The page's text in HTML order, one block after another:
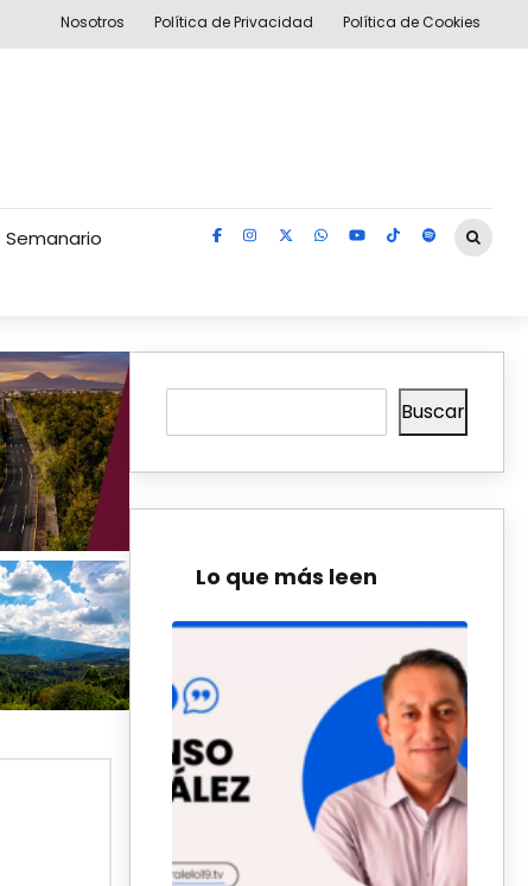
Nosotros Política de Privacidad Política de Cookies
Semanario
Buscar
Lo que más leen